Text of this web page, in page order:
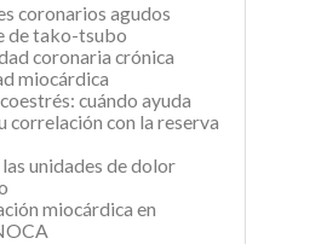
coronarios agudos
de tako-tsubo
coronaria crónica
miocárdica
cuándo ayuda
correlación con la reserva
unidades de dolor
miocárdica en